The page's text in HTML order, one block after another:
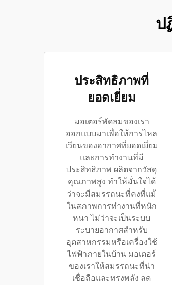
ป
ประสิทธิภาพที่
ยอดเยี่ยม
มอเตอร์พัดลมของเรา
ออกแบบมาเพื่อให้การไหล
เวียนของอากาศที่ยอดเยี่ยม
และการทำงานที่มี
ประสิทธิภาพ ผลิตจากวัสดุ
คุณภาพสูง ทำให้มั่นใจได้
ว่าจะมีสมรรถนะที่คงที่แม้
ในสภาพการทำงานที่หนัก
หนา ไม่ว่าจะเป็นระบบ
ระบายอากาศสำหรับ
อุตสาหกรรมหรือเครื่องใช้
ไฟฟ้าภายในบ้าน มอเตอร์
ของเราให้สมรรถนะที่น่า
เชื่อถือและทรงพลัง ลด